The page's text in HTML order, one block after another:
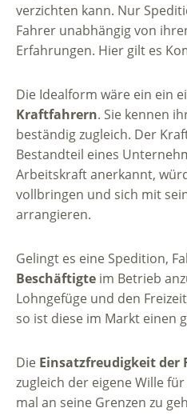
verzichten kann. Nur
Fahrer unabhängig von
Erfahrungen. Hier gilt es
Die Idealform wäre ein ein
Kraftfahrern. Sie kennen
beständig zugleich. Der
Bestandteil eines
Arbeitskraft anerkannt,
vollbringen und sich mit
arrangieren.
Gelingt es eine Spedition,
Beschäftigte im Betrieb
Lohngefüge und den
so ist diese im Markt einen
Die Einsatzfreudigkeit der
zugleich der eigene Wille
mal an seine Grenzen zu